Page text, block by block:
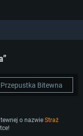
Przepustka Bitewna
o nazwie Straż